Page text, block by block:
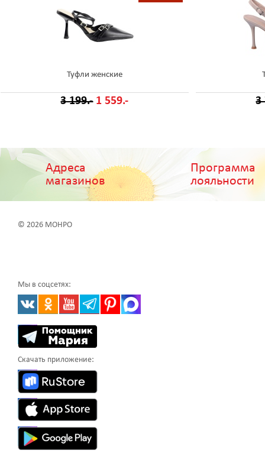
Туфли женские
3 199.- 1 559.- 3
Адреса
магазинов
Программа
лояльности
© 2026 МОНРО
Мы в соцсетях:
Скачать приложение: